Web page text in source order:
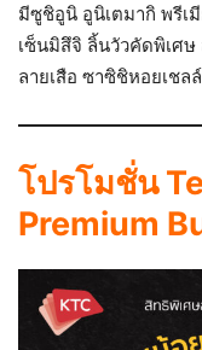
มีซูชิอูนิ อูนิเตมากิ พรีเ
เซ็นมิสึจิ ลิ้นวัวคัดพิเศษ
ลายเสือ ซาซิชิหอยเชล
โปรโมชั่น
Premium